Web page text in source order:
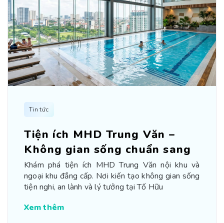
Tin tức
Tiện ích MHD Trung Văn –
Không gian sống chuẩn sang
Khám phá tiện ích MHD Trung Văn nội khu và
ngoại khu đẳng cấp. Nơi kiến tạo không gian sống
tiện nghi, an lành và lý tưởng tại Tố Hữu
Xem thêm